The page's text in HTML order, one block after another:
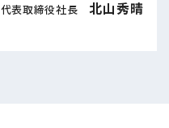
代表取締役社長 北山秀晴